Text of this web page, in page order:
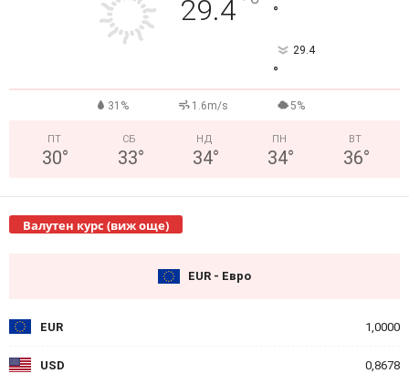
29.4 °
29.4
°
31% 1.6m/s 5%
ПТ
30°
СБ
33°
НД
34°
ПН
34°
ВТ
36°
Валутен курс (виж още)
EUR - Евро
EUR 1,0000
USD 0,8678